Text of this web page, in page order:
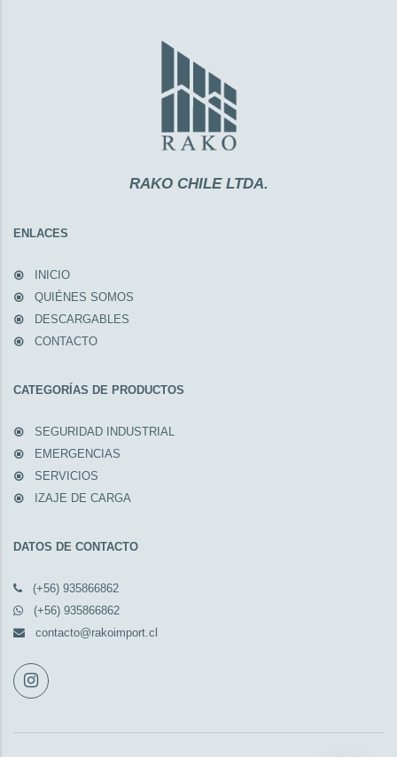
RAKO CHILE LTDA.
ENLACES
INICIO
QUIÉNES SOMOS
DESCARGABLES
CONTACTO
CATEGORÍAS DE PRODUCTOS
SEGURIDAD INDUSTRIAL
EMERGENCIAS
SERVICIOS
IZAJE DE CARGA
DATOS DE CONTACTO
(+56) 935866862
(+56) 935866862
contacto@rakoimport.cl